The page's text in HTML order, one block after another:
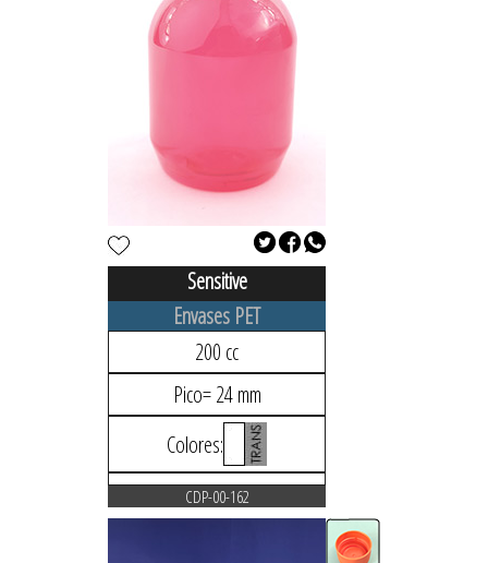
Sensitive
Envases PET
200 cc
Pico= 24 mm
Colores:
CDP-00-162